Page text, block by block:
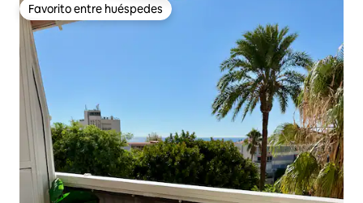
Favorito entre huéspedes
Favorito entre huéspedes